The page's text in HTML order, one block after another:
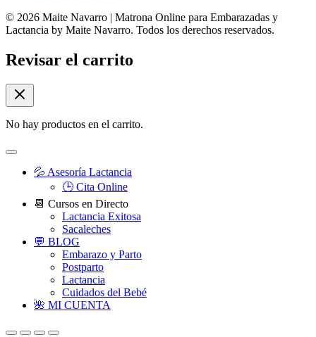
© 2026 Maite Navarro | Matrona Online para Embarazadas y
Lactancia by Maite Navarro. Todos los derechos reservados.
Revisar el carrito
No hay productos en el carrito.
💦 Asesoría Lactancia
🕒 Cita Online
📆 Cursos en Directo
Lactancia Exitosa
Sacaleches
💬 BLOG
Embarazo y Parto
Postparto
Lactancia
Cuidados del Bebé
🌺 MI CUENTA